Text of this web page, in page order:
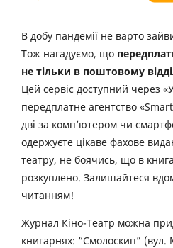
В добу пандемії не варто
Тож нагадуємо, що
не тільки в поштовому
Цей сервіс доступний через
передплатне агентство
дві за комп’ютером чи
одержуєте цікаве фахове
театру, не боячись, що в
розкуплено. Залишайтеся
читанням!
Журнал Кіно-Театр можна
книгарнях: “Смолоскип” (вул.